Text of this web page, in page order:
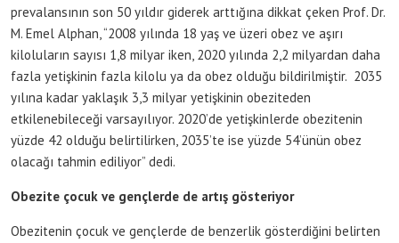
prevalansının son 50 yıldır giderek arttığına dikkat çeken Prof. Dr.
M. Emel Alphan, “2008 yılında 18 yaş ve üzeri obez ve aşırı
kiloluların sayısı 1,8 milyar iken, 2020 yılında 2,2 milyardan daha
fazla yetişkinin fazla kilolu ya da obez olduğu bildirilmiştir. 2035
yılına kadar yaklaşık 3,3 milyar yetişkinin obeziteden
etkilenebileceği varsayılıyor. 2020’de yetişkinlerde obezitenin
yüzde 42 olduğu belirtilirken, 2035’te ise yüzde 54’ünün obez
olacağı tahmin ediliyor” dedi.
Obezite çocuk ve gençlerde de artış gösteriyor
Obezitenin çocuk ve gençlerde de benzerlik gösterdiğini belirten